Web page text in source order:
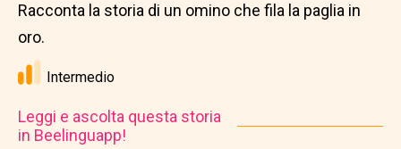
Racconta la storia di un omino che fila la paglia in
oro.
Intermedio
Leggi e ascolta questa storia
in Beelinguapp!